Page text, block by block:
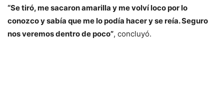
“Se tiró, me sacaron amarilla y me volví loco por lo
conozco y sabía que me lo podía hacer y se reía. Seguro
nos veremos dentro de poco”, concluyó.